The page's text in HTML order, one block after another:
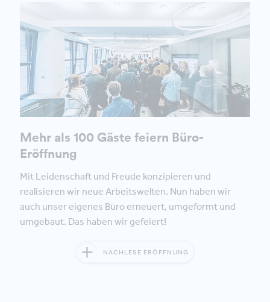
Mehr als 100 Gäste feiern Büro-
Eröffnung
Mit Leidenschaft und Freude konzipieren und
realisieren wir neue Arbeitswelten. Nun haben wir
auch unser eigenes Büro erneuert, umgeformt und
umgebaut. Das haben wir gefeiert!
NACHLESE ERÖFFNUNG